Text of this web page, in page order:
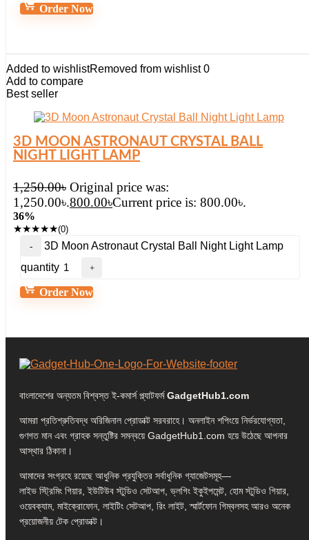
Order Now
Added to wishlistRemoved from wishlist 0
Add to compare
Best seller
3D MOON ASTRONAUT CRYSTAL BALL
NIGHT LIGHT LAMP
1,250.00৳ Original price was:
1,250.00৳.800.00৳Current price is: 800.00৳.
36%
★★★★★(0)
3D Moon Astronaut Crystal Ball Night Light Lamp
quantity
Order Now
বাংলাদেশের অন্যতম বিশ্বস্ত ই-কমার্স প্ল্যাটফর্মGadgetHub1.com
আমরা প্রতিশ্রুতিবদ্ধ অরিজিনাল প্রোডাক্ট সরবরাহে। অনলাইন শপিংয়ে নির্ভরযোগ্যতা,
গুণগত মান এবং গ্রাহক সন্তুষ্টির সমন্বয়ে GadgetHub1.com হয়ে উঠেছে আপনার
আস্থার ঠিকানা।
আমাদের সংগ্রহে রয়েছে আধুনিক প্রযুক্তির সর্বাধুনিক গ্যাজেটসমূহ—
লাইভ স্ট্রিমিং গিয়ার, ইউটিউব স্টুডিও সেটআপ, ভ্লগিং ইকুইপমেন্ট, হোম স্টুডিও গিয়ার,
ওয়েবক্যাম, মাইক্রোফোন, লাইটিং সেটআপ, রিং লাইট, স্মার্টফোন গিম্বলসহ আরও অনেক
প্রয়োজনীয় টেক প্রোডাক্ট।